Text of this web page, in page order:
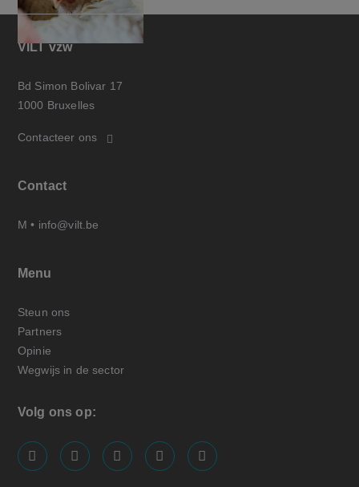
VILT vzw
Bd Simon Bolivar 17
1000 Bruxelles
Contacteer ons
Contact
M • info@vilt.be
Menu
Steun ons
Partners
Opinie
Wegwijs in de sector
Volg ons op:
screenreader.visit us on our facebook page: https://
screenreader.visit us on our linkedin page:
screenreader.visit us on our
screenreader.visit us on our x
screenreader.visit us on